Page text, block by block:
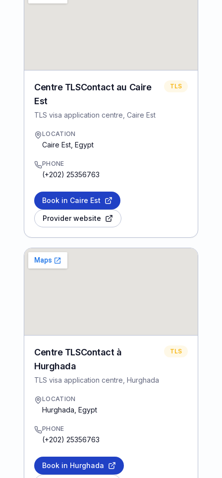
Centre TLSContact au Caire
Est
TLS visa application centre, Caire Est
TLS
LOCATION
Caire Est Egypt
PHONE
(+202) 25356763
Book in Caire Est
Provider website
Centre TLSContact à
Hurghada
TLS visa application centre, Hurghada
TLS
LOCATION
Hurghada Egypt
PHONE
(+202) 25356763
Book in Hurghada